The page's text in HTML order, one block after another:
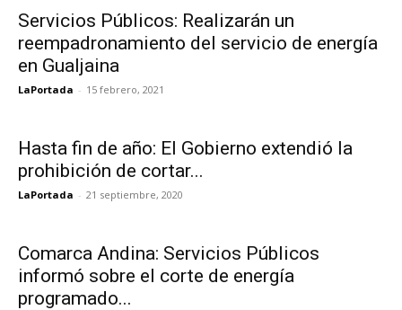
Servicios Públicos: Realizarán un
reempadronamiento del servicio de energía
en Gualjaina
LaPortada - 15 febrero, 2021
Hasta fin de año: El Gobierno extendió la
prohibición de cortar...
LaPortada - 21 septiembre, 2020
Comarca Andina: Servicios Públicos
informó sobre el corte de energía
programado...